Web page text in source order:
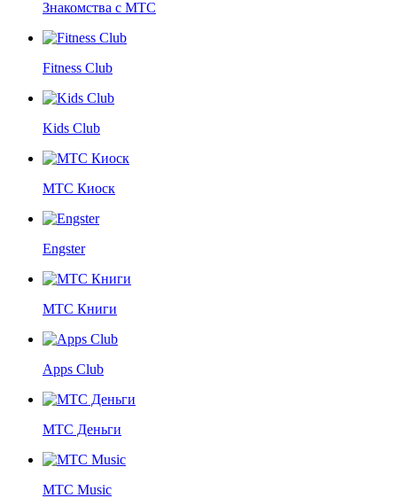
Знакомства с МТС
Fitness Club
Kids Club
МТС Киоск
Engster
МТС Книги
Apps Club
МТС Деньги
МТС Music